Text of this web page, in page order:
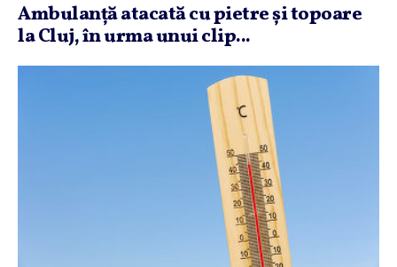
Ambulanţă atacată cu pietre şi topoare
la Cluj, în urma unui clip...